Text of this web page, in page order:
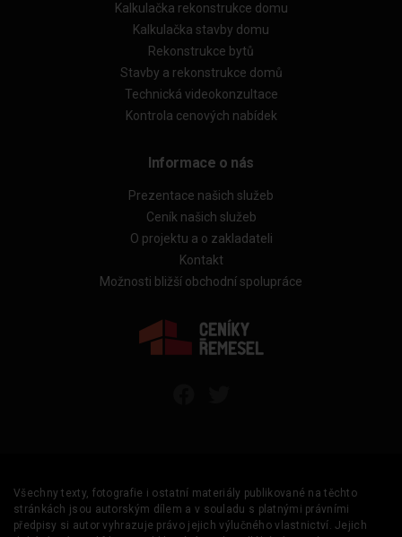
Kalkulačka rekonstrukce domu
Kalkulačka stavby domu
Rekonstrukce bytů
Stavby a rekonstrukce domů
Technická videokonzultace
Kontrola cenových nabídek
Informace o nás
Prezentace našich služeb
Ceník našich služeb
O projektu a o zakladateli
Kontakt
Možnosti bližší obchodní spolupráce
Všechny texty, fotografie i ostatní materiály publikované na těchto
stránkách jsou autorským dílem a v souladu s platnými právními
předpisy si autor vyhrazuje právo jejich výlučného vlastnictví. Jejich